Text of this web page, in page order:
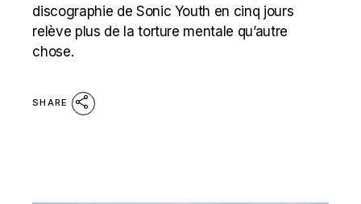
discographie de Sonic Youth en cinq jours
relève plus de la torture mentale qu’autre
chose.
SHARE